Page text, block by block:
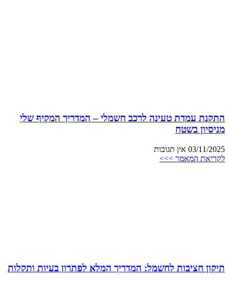
התקנת עמדת טעינה לרכב חשמלי – המדריך המקיף שלי
מניסיון בשטח
03/11/2025 אין תגובות
לקריאת המאמר >>>
תיקון חציבות לחשמל: המדריך המלא לפתרון בעיות ותקלות